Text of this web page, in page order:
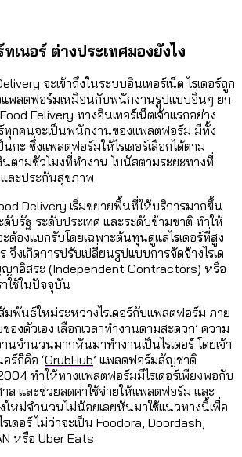
เนอร์ ต่างประเทศมองยังไง
จะเข้าถึงในระบบอินเทอร์เน็ต ไรเดอร์ถูก
แพลตฟอร์มเหมือนกับพนักงานรูปแบบอื่นๆ ยก
Felivery ทางอินเทอร์เน็ตเจ้าแรกอย่าง
ทุกคนจะเป็นพนักงานของแพลตฟอร์ม มีทั้ง
นกะ ซึ่งแพลตฟอร์มให้ไรเดอร์เลือกได้ตาม
นตามชั่วโมงที่ทำงาน โบนัสตามระยะทางที่
ละประกันสุขภาพ
Delivery เริ่มขยายพื้นที่ให้บริการมากขึ้น
ดับรัฐ ระดับประเทศ และระดับข้ามชาติ ทำให้
องแบกรับโดยเฉพาะต้นทุนดูแลไรเดอร์ที่สูง
งเกิดการปรับเปลี่ยนรูปแบบการจัดจ้างไรเด
าอิสระ (Independent Contractors) หรือ
ใช้ในปัจจุบัน
มพันธ์ใหม่ระหว่างไรเดอร์กับแพลตฟอร์ม ภาย
องตัวเอง เลือกเวลาทำงานตามสะดวก’ ความ
นจำนวนมากหันมาทำงานเป็นไรเดอร์ โดยเจ้า
ร์ก็คือ ‘GrubHub’ แพลตฟอร์มสัญชาติ
ทำให้ทางแพลตฟอร์มมีไรเดอร์เพียงพอกับ
ล และช่วยลดค่าใช้จ่ายให้แพลตฟอร์ม และ
หม่จำนวนไม่น้อยเลยหันมาใช้แนวทางนี้เพื่อ
ดอร์ ไม่ว่าจะเป็น Foodora, Doordash,
หรือ Uber Eats